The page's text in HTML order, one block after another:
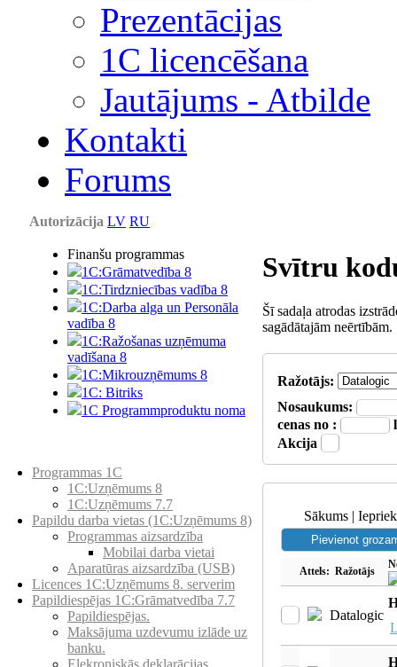
Prezentācijas
1С licencēšana
Jautājums - Atbilde
Kontakti
Forums
Autorizācija LV RU
Finanšu programmas
1C:Grāmatvedība 8
1C:Tirdzniecības vadība 8
1C:Darba alga un Personāla
vadība 8
1C:Ražošanas uzņēmuma
vadīšana 8
1С:Мikrouzņēmums 8
1C: Bitriks
1C Programmproduktu noma
Programmas 1C
1C:Uzņēmums 8
1C:Uzņēmums 7.7
Papildu darba vietas (1C:Uzņēmums 8)
Programmas aizsardzība
Mobilai darba vietai
Aparatūras aizsardzība (USB)
Licences 1C:Uzņēmums 8. serverim
Papildiespējas 1C:Grāmatvedība 7.7
Papildiespējas.
Maksājuma uzdevumu izlāde uz
banku.
Elekroniskās deklarācijas.
Svītru
Šī sadaļa atrodas
sagādātajām neērtībām.
Ražotājs:
Nosaukums:
cenas no :
Akcija
Sākums |
Attels: Ražotājs
Datalogic